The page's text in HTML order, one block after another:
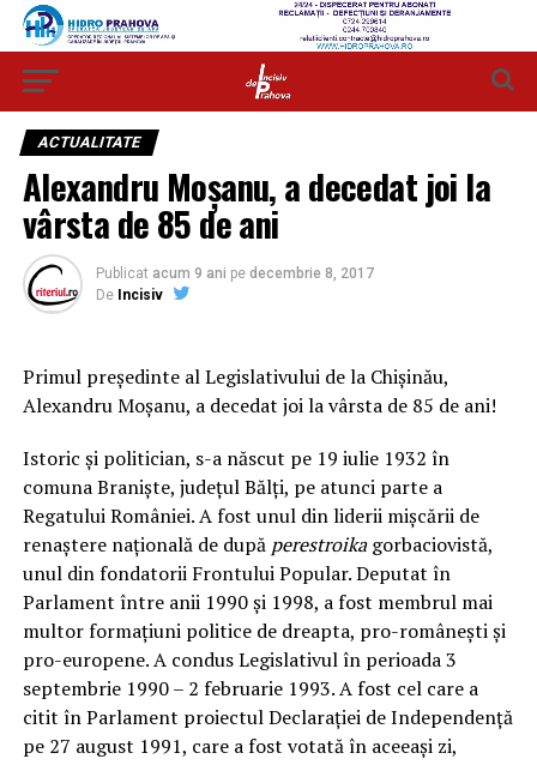
ACTUALITATE
Alexandru Moșanu, a decedat joi la
vârsta de 85 de ani
Publicat acum 9 ani pe decembrie 8, 2017
De Incisiv
Primul președinte al Legislativului de la Chișinău,
Alexandru Moșanu, a decedat joi la vârsta de 85 de ani!
Istoric și politician, s-a născut pe 19 iulie 1932 în
comuna Braniște, județul Bălți, pe atunci parte a
Regatului României. A fost unul din liderii mișcării de
renaștere națională de după perestroikagorbaciovistă,
unul din fondatorii Frontului Popular. Deputat în
Parlament între anii 1990 și 1998, a fost membrul mai
multor formațiuni politice de dreapta, pro-românești și
pro-europene. A condus Legislativul în perioada 3
septembrie 1990 – 2 februarie 1993. A fost cel care a
citit în Parlament proiectul Declarației de Independență
pe 27 august 1991, care a fost votată în aceeași zi,